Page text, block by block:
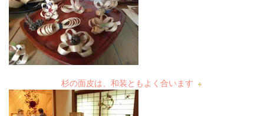
杉の面皮は、和装ともよく合います